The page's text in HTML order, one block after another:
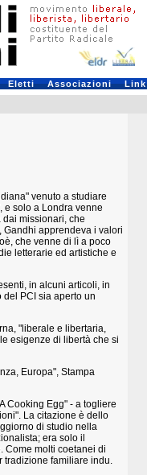
Eletti Associazioni Link
venuto a studiare
e solo a Londra venne
missionari, che
Gandhi apprendeva i valori
che venne di lì a poco
letterarie ed artistiche e
in alcuni articoli, in
PCI sia aperto un
"liberale e libertaria,
esigenze di libertà che si
Europa", Stampa
Cooking Egg" - a togliere
La citazione è dello
di studio nella
era solo il
Come molti coetanei di
tradizione familiare indu.